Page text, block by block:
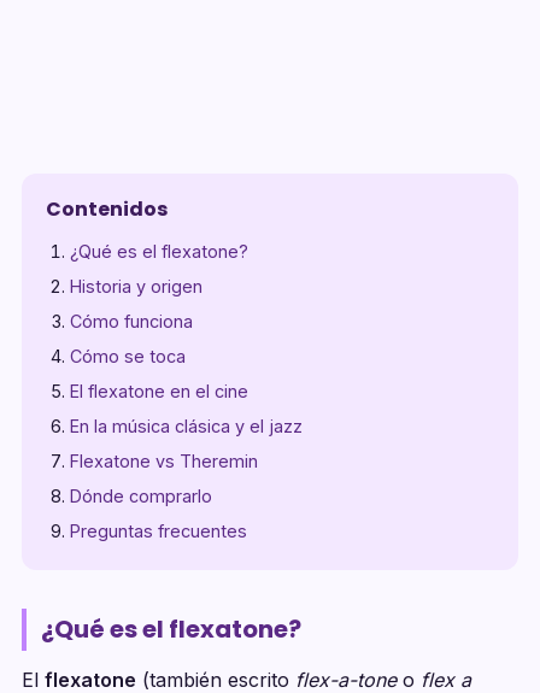
Contenidos
¿Qué es el flexatone?
Historia y origen
Cómo funciona
Cómo se toca
El flexatone en el cine
En la música clásica y el jazz
Flexatone vs Theremin
Dónde comprarlo
Preguntas frecuentes
¿Qué es el flexatone?
El flexatone (también escrito flex-a-toneo flex a